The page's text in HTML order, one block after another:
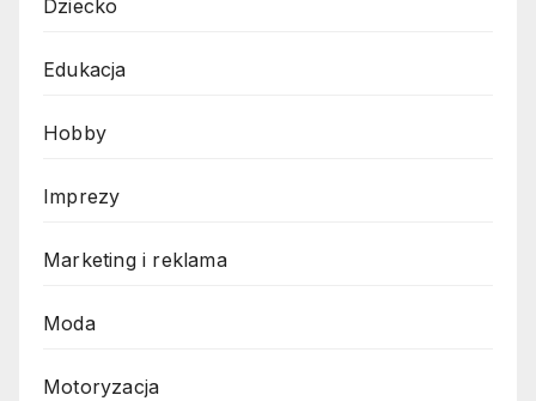
Dziecko
Edukacja
Hobby
Imprezy
Marketing i reklama
Moda
Motoryzacja